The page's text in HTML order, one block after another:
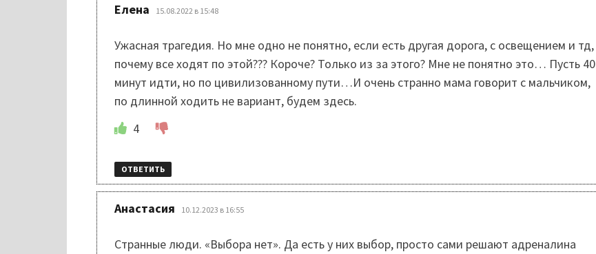
Елена 15.08.2022 в 15:48
Ужасная трагедия. Но мне одно не понятно, если есть другая дорога, с освещением и тд,
почему все ходят по этой??? Короче? Только из за этого? Мне не понятно это… Пусть 40
минут идти, но по цивилизованному пути…И очень странно мама говорит с мальчиком,
по длинной ходить не вариант, будем здесь.
4
ОТВЕТИТЬ
Анастасия 10.12.2023 в 16:55
Странные люди. «Выбора нет». Да есть у них выбор, просто сами решают адреналина